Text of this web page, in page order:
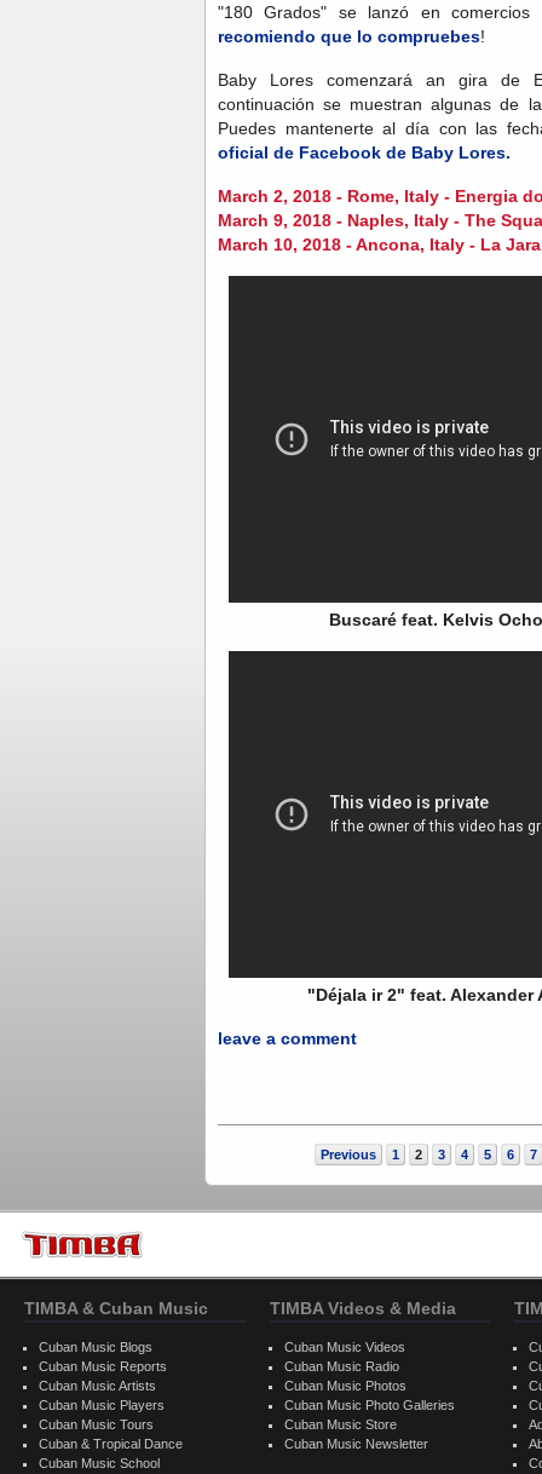
"180 Grados" se lanzó en
recomiendo que lo compruebes!
Baby Lores comenzará an gira de
continuación se muestran algunas de
Puedes mantenerte al día con las
oficial de Facebook de Baby Lores.
March 2, 2018 - Rome, Italy - Energia
March 9, 2018 - Naples, Italy - The
March 10, 2018 - Ancona, Italy - La
Buscaré feat. Kelvis
"Déjala ir 2" feat. Alexander
leave a comment
Previous 1 2 3 4 5 6 7
TIMBA & Cuban Music
Cuban Music Blogs
Cuban Music Reports
Cuban Music Artists
Cuban Music Players
Cuban Music Tours
Cuban & Tropical Dance
Cuban Music School
TIMBA Videos & Media
Cuban Music Videos
Cuban Music Radio
Cuban Music Photos
Cuban Music Photo Galleries
Cuban Music Store
Cuban Music Newsletter